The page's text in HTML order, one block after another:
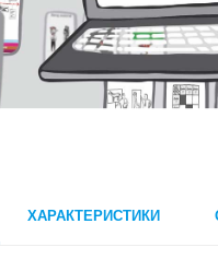
ХАРАКТЕРИСТИКИ